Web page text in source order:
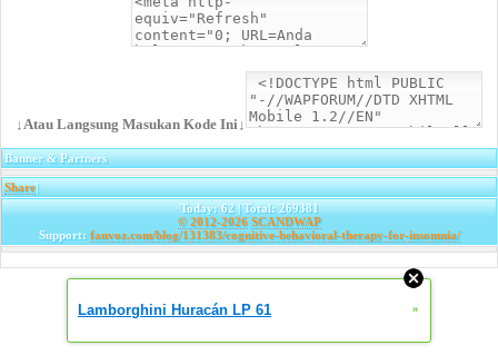
↓Atau Langsung Masukan Kode Ini↓
Banner & Partners
Share|
Today: 62 | Total: 269381
© 2012-2026 SCANDWAP
Support: fanvoz.com/blog/131383/cognitive-behavioral-therapy-for-insomnia/
Lamborghini Huracán LP 61 »